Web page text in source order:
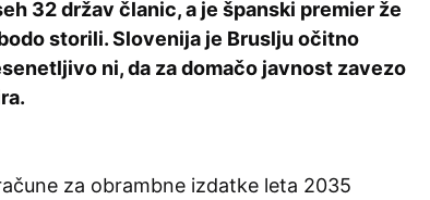
32 držav članic, a je španski premier že
storili. Slovenija je Bruslju očitno
ni, da za domačo javnost zavezo
za obrambne izdatke leta 2035